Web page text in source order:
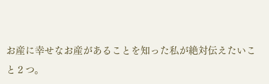
お産に幸せなお産があることを知った私が絶対伝えたいこ
と２つ。